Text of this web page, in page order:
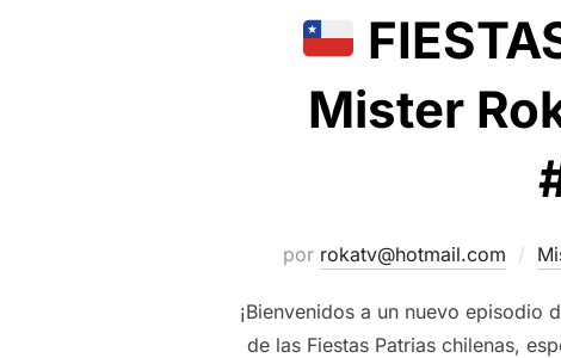
Mister
por rokatv@hotmail.com
¡Bienvenidos a un nuevo episodio
de las Fiestas Patrias chilenas,